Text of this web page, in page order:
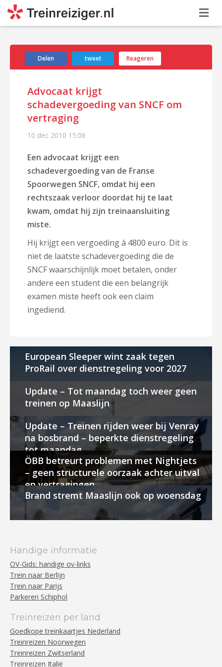
Delen tweet Reageren
Advocaat krijgt
schadevergoeding van SNCF om
vertraging
10 dec 2010 15:06
Een advocaat krijgt een
schadevergoeding van de Franse
Spoorwegen SNCF, omdat hij een
rechtszaak verloor doordat hij te laat
kwam, omdat hij zijn treinaansluiting
miste.
Hij krijgt een vergoeding à 4800 euro. Dit is
niet de laatste schadevergoeding die de
SNCF waarschijnlijk moet betalen, onder
andere een student die een belangrijk
examen miste heeft ook een claim
ingediend.
European Sleeper wint zaak tegen
ProRail over dienstregeling voor 2027
Update – Tot maandag toch weer geen
treinen op Maaslijn
Update – Treinen rijden weer bij Venray
na bosbrand – beperkte dienstregeling
tot maandag
ÖBB betreurt problemen met Nightjets
– geen structurele oorzaak achter uitval
en vertragingen
Brand stremt Maaslijn ook op woensdag
Handige informatie
OV-Gids: handige ov-links
Trein naar Berlijn
Trein naar Parijs
Parkeren Schiphol
Treinreizen per land
Goedkope treinkaartjes Nederland
Treinreizen Noorwegen
Treinreizen Zwitserland
Treinreizen Italië